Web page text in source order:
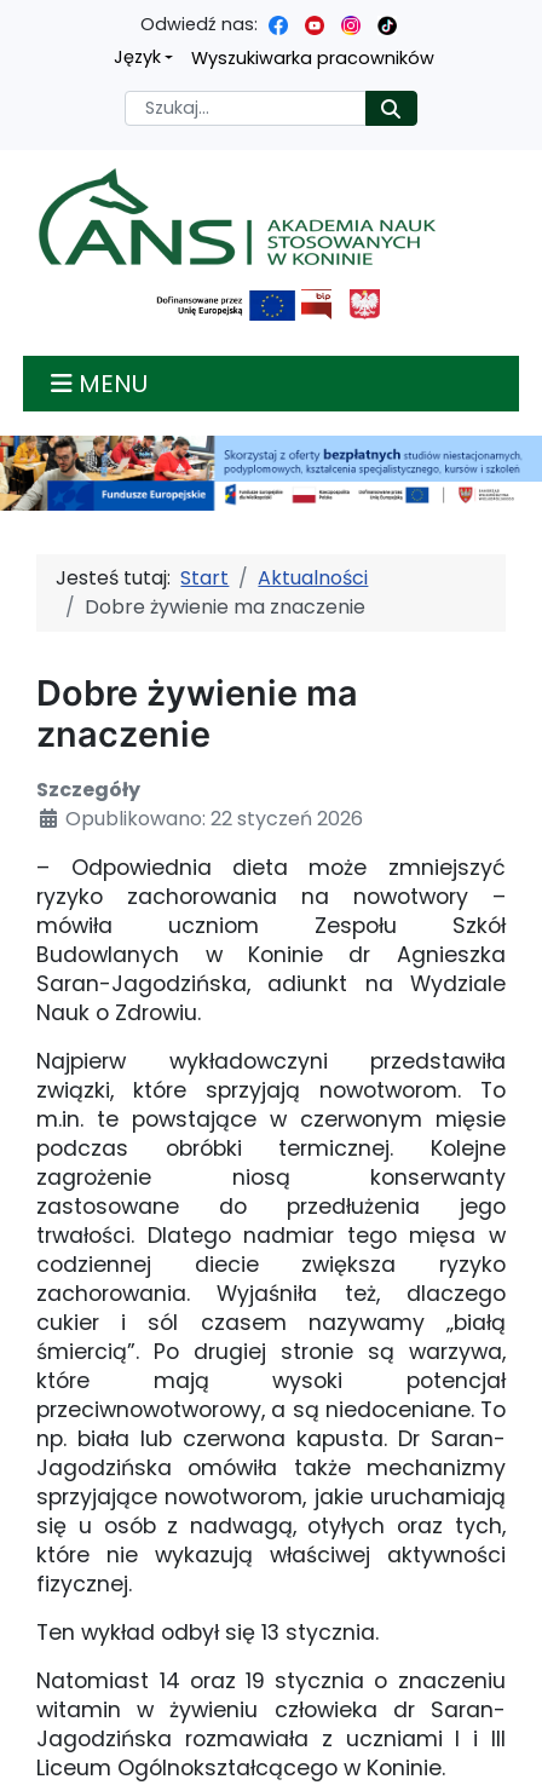
Przejdź
treści
głównej
Przejdź
menu
nawigacyjnego
Przejdź
wyszukiwarki
Przejdź
mapy
strony
Odwiedź nas:
Język
Wyszukiwarka pracowników
Szukaj
Akademia nauk
MENU
Jesteś tutaj:Start
Aktualności
Dobre żywienie ma znaczenie
Dobre żywienie ma
znaczenie
Szczegóły
Opublikowano: 22 styczeń 2026
– Odpowiednia dieta może zmniejszyć
ryzyko zachorowania na nowotwory –
mówiła uczniom Zespołu Szkół
Budowlanych w Koninie dr Agnieszka
Saran-Jagodzińska, adiunkt na Wydziale
Nauk o Zdrowiu.
Najpierw wykładowczyni przedstawiła
związki, które sprzyjają nowotworom. To
m.in. te powstające w czerwonym mięsie
podczas obróbki termicznej. Kolejne
zagrożenie niosą konserwanty
zastosowane do przedłużenia jego
trwałości. Dlatego nadmiar tego mięsa w
codziennej diecie zwiększa ryzyko
zachorowania. Wyjaśniła też, dlaczego
cukier i sól czasem nazywamy „białą
śmiercią”. Po drugiej stronie są warzywa,
które mają wysoki potencjał
przeciwnowotworowy, a są niedoceniane. To
np. biała lub czerwona kapusta. Dr Saran-
Jagodzińska omówiła także mechanizmy
sprzyjające nowotworom, jakie uruchamiają
się u osób z nadwagą, otyłych oraz tych,
które nie wykazują właściwej aktywności
fizycznej.
Ten wykład odbył się 13 stycznia.
Natomiast 14 oraz 19 stycznia o znaczeniu
witamin w żywieniu człowieka dr Saran-
Jagodzińska rozmawiała z uczniami I i III
Liceum Ogólnokształcącego w Koninie.